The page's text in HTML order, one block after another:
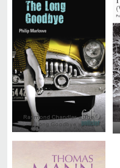
Raymond Chandler « The
Long Goodbye »